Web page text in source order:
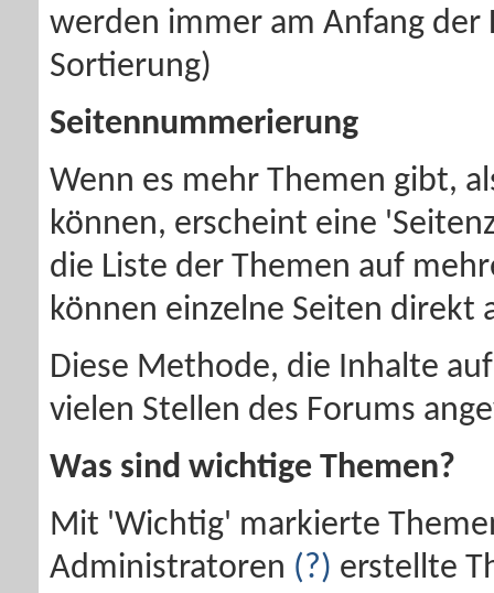
werden immer am Anfang der
Sortierung)
Seitennummerierung
Wenn es mehr Themen gibt,
können, erscheint eine
die Liste der Themen auf
können einzelne Seiten direkt
Diese Methode, die Inhalte
vielen Stellen des Forums
Was sind wichtige Themen?
Mit 'Wichtig' markierte
Administratoren (?) erstellte